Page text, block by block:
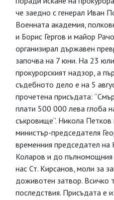
че заедно с генерал Иван
Военната академия,
и Борис Гергов и майор
организирал държавен
започва на 7 юни. На 23
прокурорският надзор, а
съдебното дело е на 5
прочетена присъдата:
плати 500 000 лева глоба
съкровище”. Никола
министър-председателя
временния председател на
Коларов и до
нас Ст. Кирсанов, моли за
доживотен затвор. Всичко
последствия. Присъдата е